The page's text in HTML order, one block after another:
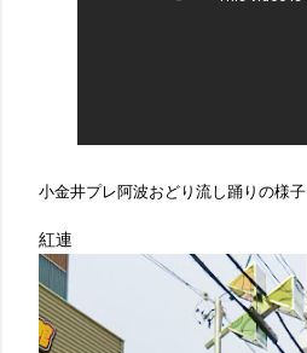
小金井プレ阿波おどり流し踊りの様子
紅連